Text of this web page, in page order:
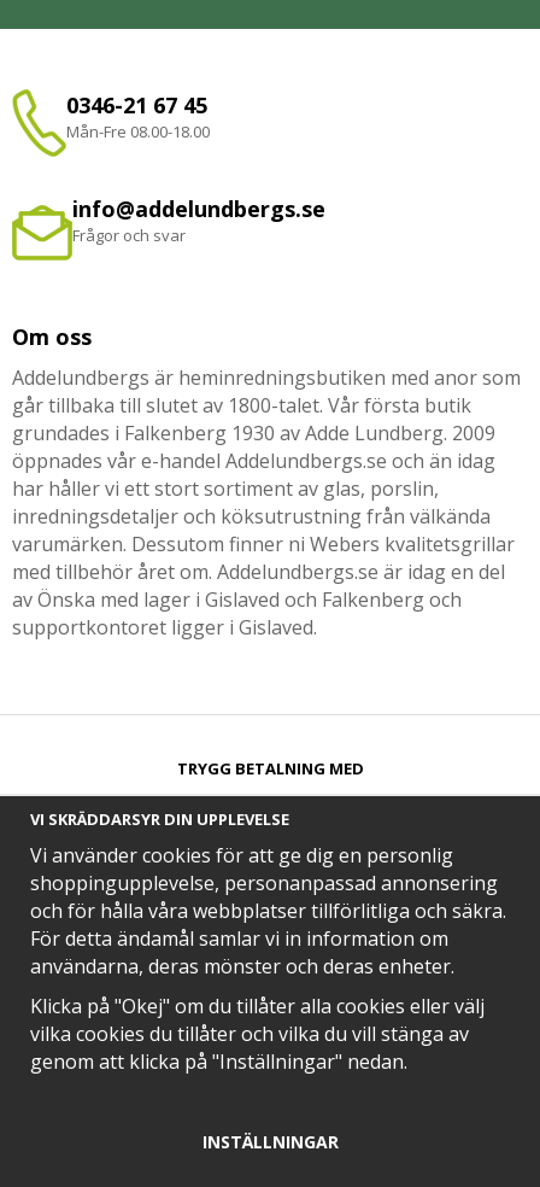
0346-21 67 45
Mån-Fre 08.00-18.00
info@addelundbergs.se
Frågor och svar
Om oss
Addelundbergs är heminredningsbutiken med anor som
går tillbaka till slutet av 1800-talet. Vår första butik
grundades i Falkenberg 1930 av Adde Lundberg. 2009
öppnades vår e-handel Addelundbergs.se och än idag
har håller vi ett stort sortiment av glas, porslin,
inredningsdetaljer och köksutrustning från välkända
varumärken. Dessutom finner ni Webers kvalitetsgrillar
med tillbehör året om. Addelundbergs.se är idag en del
av Önska med lager i Gislaved och Falkenberg och
supportkontoret ligger i Gislaved.
TRYGG BETALNING MED​
SNABB LEVERANS MED
EN DEL AV
VI SKRÄDDARSYR DIN UPPLEVELSE
Vi använder cookies för att ge dig en personlig
shoppingupplevelse, personanpassad annonsering
och för hålla våra webbplatser tillförlitliga och säkra.
För detta ändamål samlar vi in information om
användarna, deras mönster och deras enheter.
Klicka på "Okej" om du tillåter alla cookies eller välj
vilka cookies du tillåter och vilka du vill stänga av
genom att klicka på "Inställningar" nedan.
INSTÄLLNINGAR